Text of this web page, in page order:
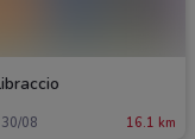
08 16.1 km